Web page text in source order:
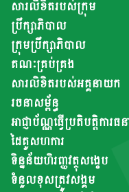
សារលិខិតរបស់ក្រុម
ប្រឹក្សាភិបាល
ក្រុមប្រឹក្សាភិបាល
គណៈគ្រប់គ្រង
សារលិខិតរបស់អគ្គនាយក
រចនាសម្ព័ន្ធ
អាជ្ញាប័ណ្ណធ្វើប្រតិបត្តិការធន
ដៃគូសហការ
ទិន្នន័យហិរញ្ញវត្ថុសង្ខេប
ទំនួលខុសត្រូវសង្គម